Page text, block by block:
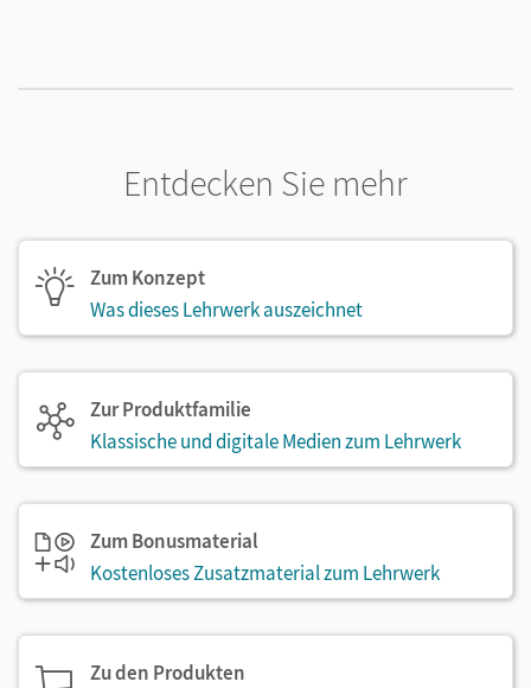
Entdecken Sie mehr
Zum Konzept
Was dieses Lehrwerk auszeichnet
Zur Produktfamilie
Klassische und digitale Medien zum Lehrwerk
Zum Bonusmaterial
Kostenloses Zusatzmaterial zum Lehrwerk
Zu den Produkten